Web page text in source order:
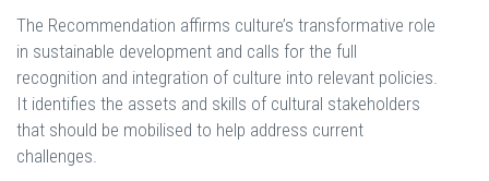
The Recommendation affirms culture’s transformative role
in sustainable development and calls for the full
recognition and integration of culture into relevant policies.
It identifies the assets and skills of cultural stakeholders
that should be mobilised to help address current
challenges.